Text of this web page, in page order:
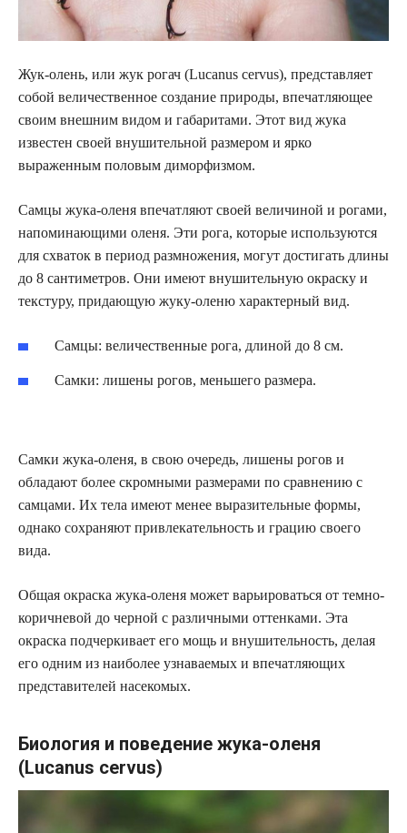
Жук-олень, или жук рогач (Lucanus cervus), представляет
собой величественное создание природы, впечатляющее
своим внешним видом и габаритами. Этот вид жука
известен своей внушительной размером и ярко
выраженным половым диморфизмом.
Самцы жука-оленя впечатляют своей величиной и рогами,
напоминающими оленя. Эти рога, которые используются
для схваток в период размножения, могут достигать длины
до 8 сантиметров. Они имеют внушительную окраску и
текстуру, придающую жуку-оленю характерный вид.
Самцы: величественные рога, длиной до 8 см.
Самки: лишены рогов, меньшего размера.
Самки жука-оленя, в свою очередь, лишены рогов и
обладают более скромными размерами по сравнению с
самцами. Их тела имеют менее выразительные формы,
однако сохраняют привлекательность и грацию своего
вида.
Общая окраска жука-оленя может варьироваться от темно-
коричневой до черной с различными оттенками. Эта
окраска подчеркивает его мощь и внушительность, делая
его одним из наиболее узнаваемых и впечатляющих
представителей насекомых.
Биология и поведение жука-оленя
(Lucanus cervus)